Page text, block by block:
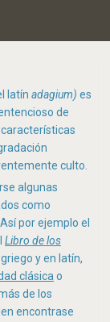
latín adagium) ​ es
de
culto.​
algunas
como
por ejemplo el
Libro de los
y en latín,
clásica o
de los
encontrase